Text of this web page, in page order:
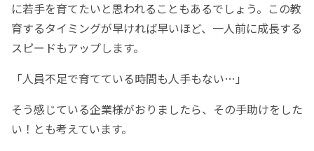
に若手を育てたいと思われることもあるでしょう。この教
育するタイミングが早ければ早いほど、一人前に成長する
スピードもアップします。
「人員不足で育てている時間も人手もない…」
そう感じている企業様がおりましたら、その手助けをした
い！とも考えています。